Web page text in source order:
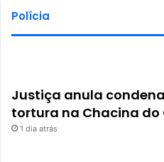
Polícia
Justiça anula
tortura na Chacina do
1 dia atrás